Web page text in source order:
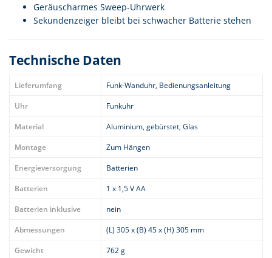
Geräuscharmes Sweep-Uhrwerk
Sekundenzeiger bleibt bei schwacher Batterie stehen
Technische Daten
Lieferumfang
Funk-Wanduhr, Bedienungsanleitung
Uhr
Funkuhr
Material
Aluminium, gebürstet, Glas
Montage
Zum Hängen
Energieversorgung
Batterien
Batterien
1 x 1,5 V AA
Batterien inklusive
nein
Abmessungen
(L) 305 x (B) 45 x (H) 305 mm
Gewicht
762 g